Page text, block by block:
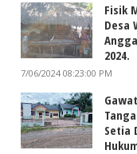
Fisik
Desa
2024.
7/06/2024 08:23:00 PM
Setia